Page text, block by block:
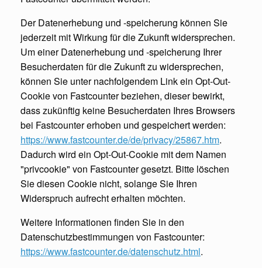
Der Datenerhebung und -speicherung können Sie
jederzeit mit Wirkung für die Zukunft widersprechen.
Um einer Datenerhebung und -speicherung Ihrer
Besucherdaten für die Zukunft zu widersprechen,
können Sie unter nachfolgendem Link ein Opt-Out-
Cookie von Fastcounter beziehen, dieser bewirkt,
dass zukünftig keine Besucherdaten Ihres Browsers
bei Fastcounter erhoben und gespeichert werden:
https://www.fastcounter.de/de/privacy/25867.htm.
Dadurch wird ein Opt-Out-Cookie mit dem Namen
"privcookie" von Fastcounter gesetzt. Bitte löschen
Sie diesen Cookie nicht, solange Sie Ihren
Widerspruch aufrecht erhalten möchten.
Weitere Informationen finden Sie in den
Datenschutzbestimmungen von Fastcounter:
https://www.fastcounter.de/datenschutz.html.